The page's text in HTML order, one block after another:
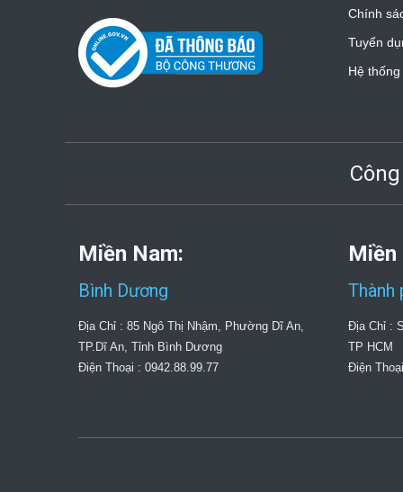
Chính
Tuyển
Hệ
Miền Nam:
Bình Dương
Địa Chỉ : 85 Ngô Thị Nhậm, Phường Dĩ An,
TP.Dĩ An, Tỉnh Bình Dương
Điện Thoại : 0942.88.99.77
Miền
Thành
Địa Chỉ :
TP HCM
Điện